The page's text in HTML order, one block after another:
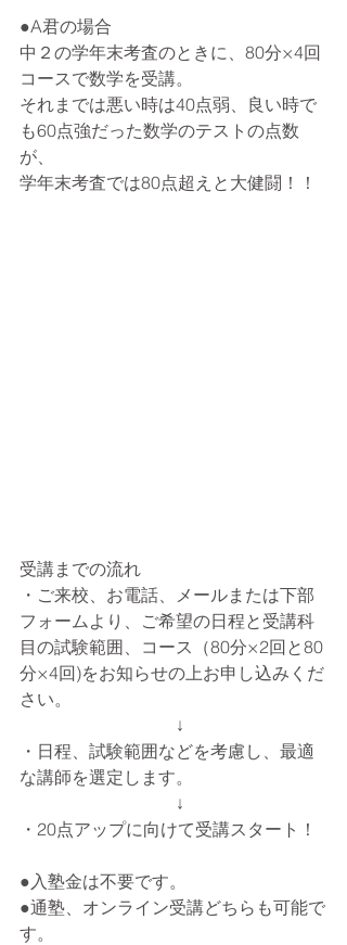
●A君の場合
中２の学年末考査のときに、80分×4回
コースで数学を受講。
それまでは悪い時は40点弱、良い時で
も60点強だった数学のテストの点数
が、
学年末考査では80点超えと大健闘！！
受講までの流れ
・ご来校、お電話、メールまたは下部
フォームより、ご希望の日程と受講科
目の試験範囲、コース（80分×2回と80
分×4回)をお知らせの上お申し込みくだ
さい。
↓
・日程、試験範囲などを考慮し、最適
な講師を選定します。
↓
・20点アップに向けて受講スタート！
●入塾金は不要です。
●通塾、オンライン受講どちらも可能で
す。